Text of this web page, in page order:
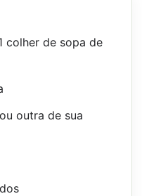
colher de sopa de
outra de sua